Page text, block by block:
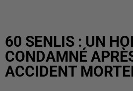
60 SENLIS : UN
CONDAMNÉ
ACCIDENT